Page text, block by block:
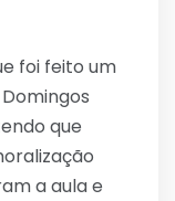
foi feito um
que
a aula e